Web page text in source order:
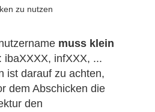
zu nutzen
muss klein
ibaXXXX, infXXX, ...
ist darauf zu achten,
dem Abschicken die
den